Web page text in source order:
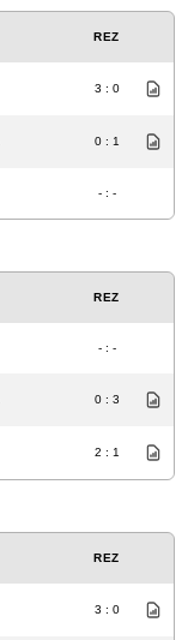
REZ
3 : 0
0 : 1
- : -
REZ
- : -
0 : 3
2 : 1
REZ
3 : 0